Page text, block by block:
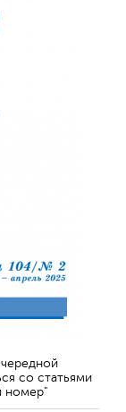
со статьями
номер"